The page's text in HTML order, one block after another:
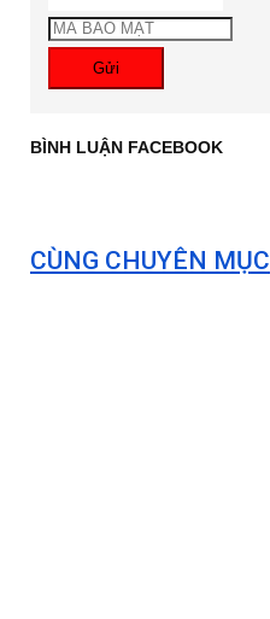
Gửi
BÌNH LUẬN FACEBOOK
CÙNG CHUYÊN MỤC